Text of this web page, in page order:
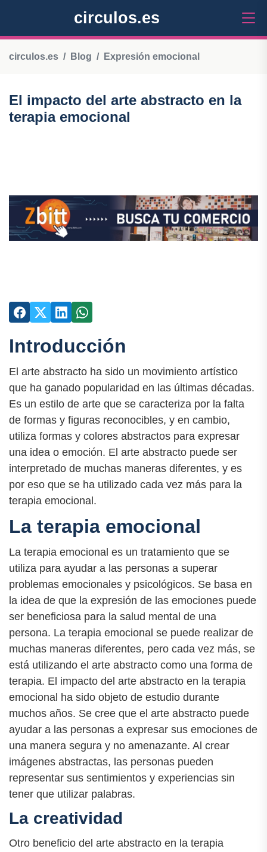
circulos.es
circulos.es Blog Expresión emocional
El impacto del arte abstracto en la
terapia emocional
Introducción
El arte abstracto ha sido un movimiento artístico
que ha ganado popularidad en las últimas décadas.
Es un estilo de arte que se caracteriza por la falta
de formas y figuras reconocibles, y en cambio,
utiliza formas y colores abstractos para expresar
una idea o emoción. El arte abstracto puede ser
interpretado de muchas maneras diferentes, y es
por eso que se ha utilizado cada vez más para la
terapia emocional.
La terapia emocional
La terapia emocional es un tratamiento que se
utiliza para ayudar a las personas a superar
problemas emocionales y psicológicos. Se basa en
la idea de que la expresión de las emociones puede
ser beneficiosa para la salud mental de una
persona. La terapia emocional se puede realizar de
muchas maneras diferentes, pero cada vez más, se
está utilizando el arte abstracto como una forma de
terapia. El impacto del arte abstracto en la terapia
emocional ha sido objeto de estudio durante
muchos años. Se cree que el arte abstracto puede
ayudar a las personas a expresar sus emociones de
una manera segura y no amenazante. Al crear
imágenes abstractas, las personas pueden
representar sus sentimientos y experiencias sin
tener que utilizar palabras.
La creatividad
Otro beneficio del arte abstracto en la terapia